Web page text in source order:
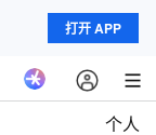
打开 APP
个人